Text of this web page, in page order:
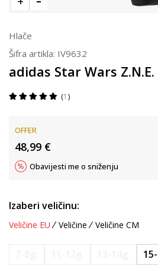
Hlače
Šifra artikla: IV9632
adidas Star Wars Z.N.E.
1
OFFER
48,99 €
Obavijesti me o sniženju
Izaberi veličinu:
Veličine EU Veličine Veličine CM